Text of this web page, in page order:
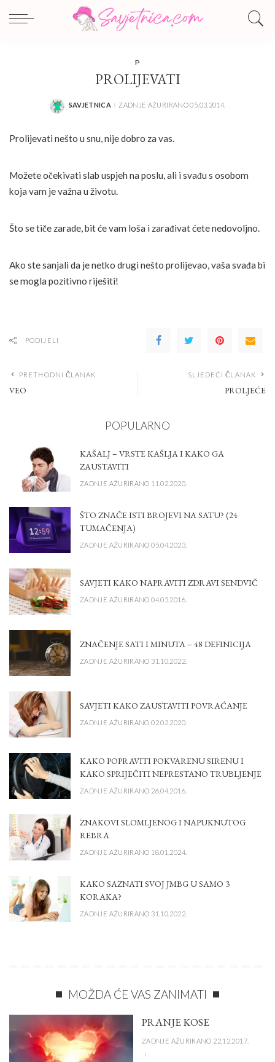
P
PROLIJEVATI
POSTED
SAVJETNICA ZADNJE AŽURIRANO 05.03.2014.
Prolijevati nešto u snu, nije dobro za vas.
Možete očekivati slab uspjeh na poslu, ali i svađu s osobom
koja vam je važna u životu.
Što se tiče zarade, bit će vam loša i zarađivat ćete nedovoljno.
Ako ste sanjali da je netko drugi nešto prolijevao, vaša svađa bi
se mogla pozitivno riješiti!
PODIJELI
PRETHODNI ČLANAK
VEO
SLJEDEĆI ČLANAK
PROLJEĆE
POPULARNO
KAŠALJ – VRSTE KAŠLJA I KAKO GA
ZAUSTAVITI
ZADNJE AŽURIRANO 11.02.2020.
ŠTO ZNAČE ISTI BROJEVI NA SATU? (24
TUMAČENJA)
ZADNJE AŽURIRANO 05.04.2023.
SAVJETI KAKO NAPRAVITI ZDRAVI SENDVIČ
ZADNJE AŽURIRANO 04.05.2016.
ZNAČENJE SATI I MINUTA – 48 DEFINICIJA
ZADNJE AŽURIRANO 31.10.2022.
SAVJETI KAKO ZAUSTAVITI POVRAĆANJE
ZADNJE AŽURIRANO 02.02.2020.
KAKO POPRAVITI POKVARENU SIRENU I
KAKO SPRIJEČITI NEPRESTANO TRUBLJENJE
ZADNJE AŽURIRANO 26.04.2016.
ZNAKOVI SLOMLJENOG I NAPUKNUTOG
REBRA
ZADNJE AŽURIRANO 18.01.2024.
KAKO SAZNATI SVOJ JMBG U SAMO 3
KORAKA?
ZADNJE AŽURIRANO 31.10.2022.
MOŽDA ĆE VAS ZANIMATI
PRANJE KOSE
ZADNJE AŽURIRANO 22.12.2017.